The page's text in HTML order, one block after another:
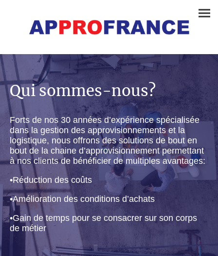
Qui sommes-nous?
Forts de nos 30 années d’expérience spécialisée
dans la gestion des approvisionnements et la
logistique, nous offrons des solutions de bout en
bout de la chaine d’approvisionnement permettant
à nos clients de bénéficier de multiples avantages:
•Réduction des coûts
•Amélioration des conditions d’achats
•Gain de temps pour se consacrer sur son corps
de métier